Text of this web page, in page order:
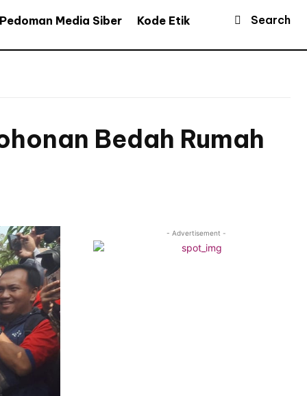
Pedoman Media Siber Kode Etik Search
Bedah Rumah
- Advertisement -